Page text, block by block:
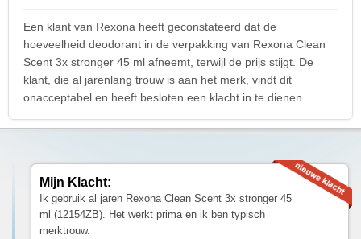
Een klant van Rexona heeft geconstateerd dat de
hoeveelheid deodorant in de verpakking van Rexona Clean
Scent 3x stronger 45 ml afneemt, terwijl de prijs stijgt. De
klant, die al jarenlang trouw is aan het merk, vindt dit
onacceptabel en heeft besloten een klacht in te dienen.
Mijn Klacht:
Ik gebruik al jaren Rexona Clean Scent 3x stronger 45
ml (12154ZB). Het werkt prima en ik ben typisch
merktrouw.